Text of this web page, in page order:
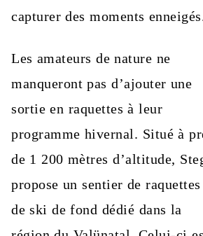
capturer des moments
Les amateurs de nature ne
manqueront pas d’ajouter une
sortie en raquettes à leur
programme hivernal. Situé à
de 1 200 mètres d’altitude,
propose un sentier de
de ski de fond dédié dans la